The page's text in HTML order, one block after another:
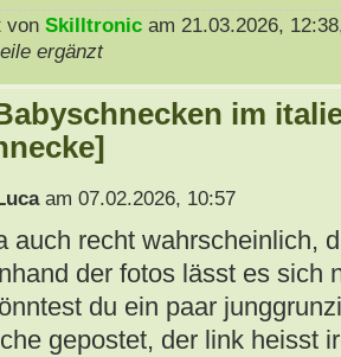
von Skilltronicam 21.03.2026,
ergänzt
im
am 07.02.2026, 10:57
auch recht wahrscheinlich,
der fotos lässt es sich
du ein paar
gepostet, der link heisst